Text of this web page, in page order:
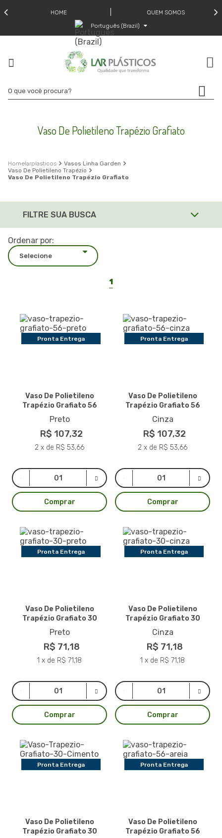
HOME
QUEM SOMOS
Português (Brazil)
Vaso De Polietileno Trapézio Grafiato
larplasticos
Vasos Linha Garden
Vaso De Polietileno Trapézio
Vaso De Polietileno Trapézio Grafiato
FILTRE SUA BUSCA
Ordenar por:
1
Pronta Entrega
Vaso De Polietileno
Trapézio Grafiato 56
Preto
R$ 107,32
2 x de R$ 53,66
Comprar
Pronta Entrega
Vaso De Polietileno
Trapézio Grafiato 56
Cinza
R$ 107,32
2 x de R$ 53,66
Comprar
Pronta Entrega
Vaso De Polietileno
Trapézio Grafiato 30
Preto
R$ 71,18
1 x de R$ 71,18
Comprar
Pronta Entrega
Vaso De Polietileno
Trapézio Grafiato 30
Cinza
R$ 71,18
1 x de R$ 71,18
Comprar
Pronta Entrega
Vaso De Polietileno
Trapézio Grafiato 30
Pronta Entrega
Vaso De Polietileno
Trapézio Grafiato 56